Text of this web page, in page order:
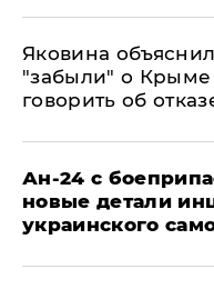
Яковина
"забыли" о Крыме
говорить об
Ан-24 с
новые детали
украинского